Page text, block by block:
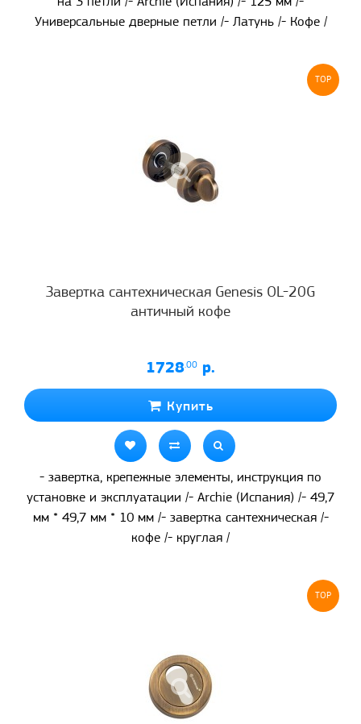
Универсальные дверные петли /- Латунь /- Кофе /
TOP
Завертка сантехническая Genesis OL-20G
античный кофе
1728.00 р.
Купить
- завертка, крепежные элементы, инструкция по
установке и эксплуатации /- Archie (Испания) /- 49,7
мм * 49,7 мм * 10 мм /- завертка сантехническая /-
кофе /- круглая /
TOP